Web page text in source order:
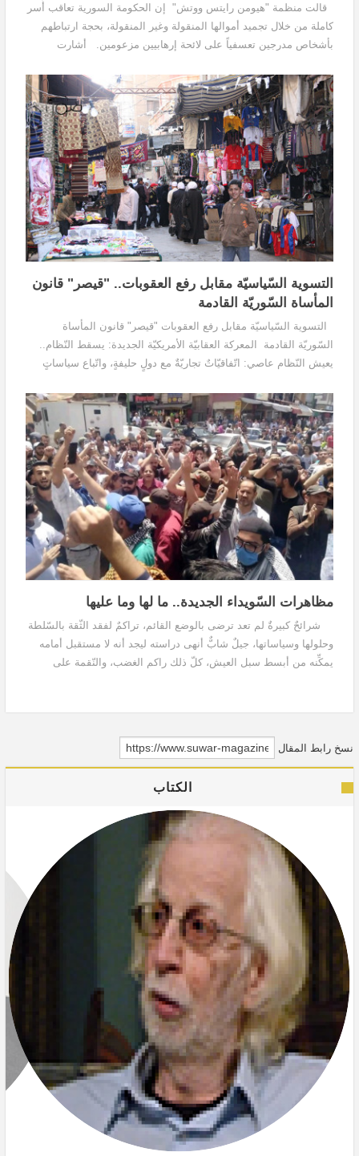
قالت منظمة "هيومن رايتس ووتش" إن الحكومة السورية تعاقب أُسر
كاملة من خلال تجميد أموالها المنقولة وغير المنقولة، بحجة ارتباطهم
بأشخاص مدرجين تعسفياً على لائحة إرهابيين مزعومين. أشارت
التسوية السّياسيّة مقابل رفع العقوبات.. "قيصر" قانون
المأساة السّوريّة القادمة
التسوية السّياسيّة مقابل رفع العقوبات "قيصر" قانون المأساة
السّوريّة القادمة المعركة العقابيّة الأمريكيّة الجديدة: يسقط النّظام..
يعيش النّظام عاصي: اتّفاقيّاتٌ تجاريّةٌ مع دولٍ حليفةٍ، واتّباع سياساتٍ
مظاهرات السّويداء الجديدة.. ما لها وما عليها
شرائحٌ كبيرةٌ لم تعد ترضى بالوضع القائم، تراكمٌ لفقد الثّقة بالسّلطة
وحلولها وسياساتها، جيلٌ شابٌّ أنهى دراسته ليجد أنه لا مستقبل أمامه
يمكِّنه من أبسط سبل العيش، كلّ ذلك راكم الغضب، والنّقمة على
نسخ رابط المقال
الكتاب